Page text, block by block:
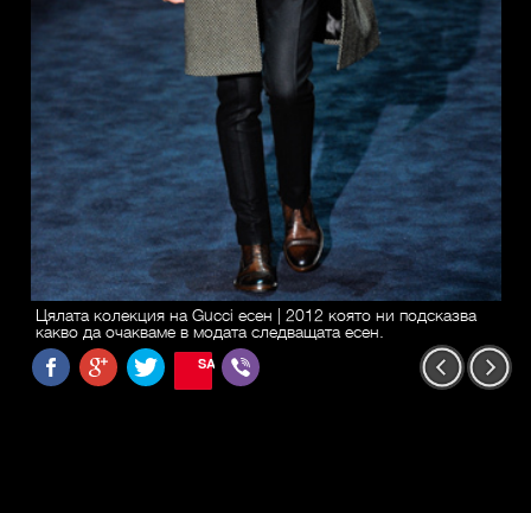
Цялата колекция на Gucci есен | 2012 която ни подсказва
какво да очакваме в модата следващата есен.
SAVE